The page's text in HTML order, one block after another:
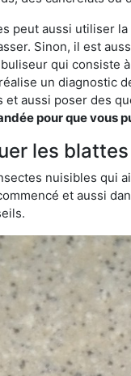
peut aussi utiliser
Sinon, il est
qui consiste
un diagnostic
aussi poser des
pour que vous
les
nuisibles qui
et aussi